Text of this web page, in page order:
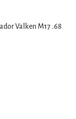
Valken M17 .68